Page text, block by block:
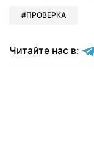
ПРОВЕРКА
Читайте нас в: